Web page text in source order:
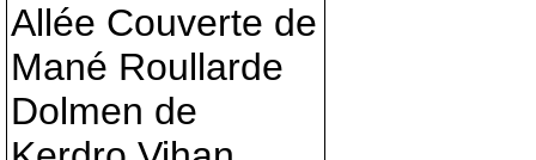
Allée Couverte de
Mané Roullarde
Dolmen de